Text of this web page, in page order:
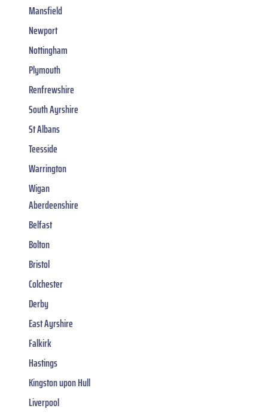
Mansfield
Newport
Nottingham
Plymouth
Renfrewshire
South Ayrshire
St Albans
Teesside
Warrington
Wigan
Aberdeenshire
Belfast
Bolton
Bristol
Colchester
Derby
East Ayrshire
Falkirk
Hastings
Kingston upon Hull
Liverpool